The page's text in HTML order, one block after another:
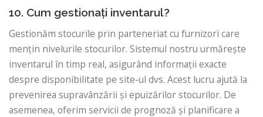
10. Cum gestionați inventarul?
Gestionăm stocurile prin parteneriat cu furnizori care
mențin nivelurile stocurilor. Sistemul nostru urmărește
inventarul în timp real, asigurând informații exacte
despre disponibilitate pe site-ul dvs. Acest lucru ajută la
prevenirea supravânzării și epuizărilor stocurilor. De
asemenea, oferim servicii de prognoză și planificare a